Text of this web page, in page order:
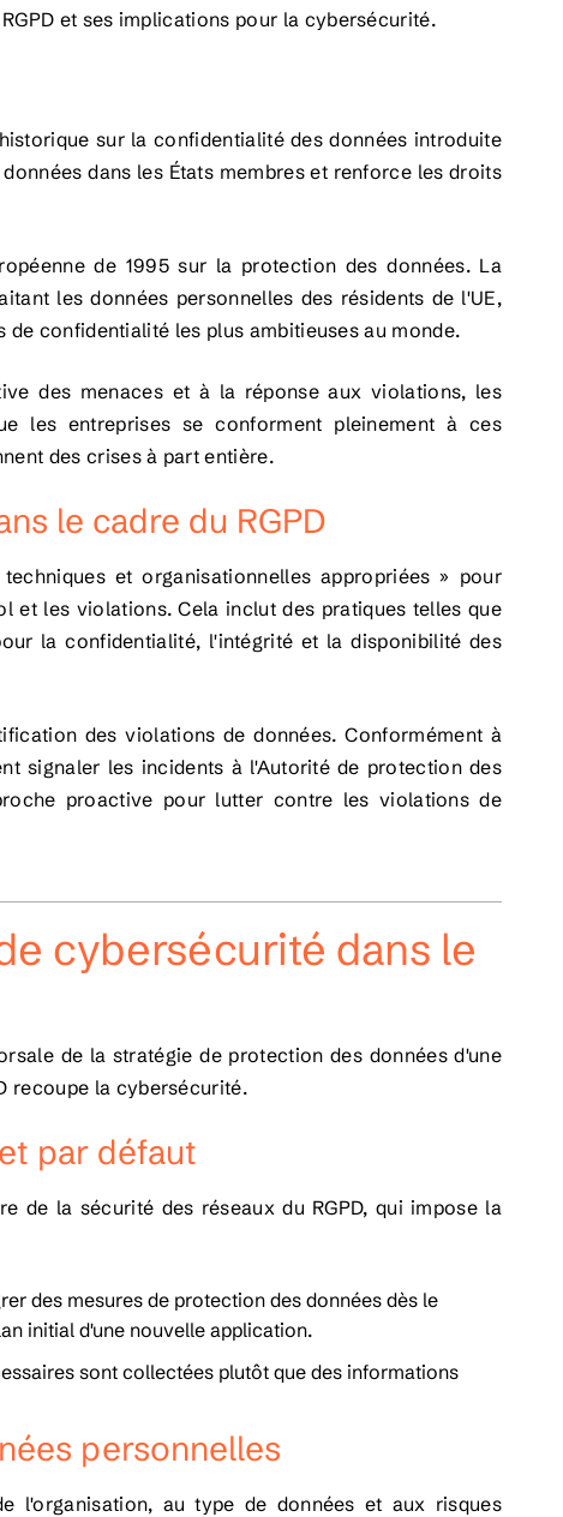
et ses implications pour la cybersécurité.
sur la confidentialité des données introduite
dans les États membres et renforce les droits
de 1995 sur la protection des données. La
les données personnelles des résidents de l'UE,
confidentialité les plus ambitieuses au monde.
des menaces et à la réponse aux violations, les
les entreprises se conforment pleinement à ces
des crises à part entière.
le cadre du RGPD
et organisationnelles appropriées » pour
et les violations. Cela inclut des pratiques telles que
la confidentialité, l'intégrité et la disponibilité des
des violations de données. Conformément à
signaler les incidents à l'Autorité de protection des
proactive pour lutter contre les violations de
cybersécurité dans le
de la stratégie de protection des données d'une
recoupe la cybersécurité.
par défaut
de la sécurité des réseaux du RGPD, qui impose la
des mesures de protection des données dès le
initial d'une nouvelle application.
sont collectées plutôt que des informations
personnelles
l'organisation, au type de données et aux risques